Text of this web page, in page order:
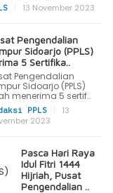
13 November 2023
Pengendalian
Sidoarjo (PPLS)
5 Sertifika..
Pengendalian
Sidoarjo (PPLS)
menerima 5 sertif..
PPLS
13
2023
Pasca Hari Raya
Idul Fitri 1444
Hijriah, Pusat
Pengendalian ..